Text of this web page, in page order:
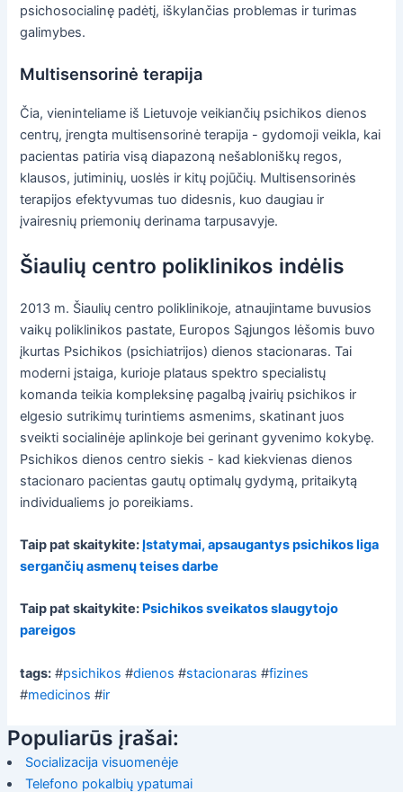
psichosocialinę padėtį, iškylančias problemas ir turimas
galimybes.
Multisensorinė terapija
Čia, vieninteliame iš Lietuvoje veikiančių psichikos dienos
centrų, įrengta multisensorinė terapija - gydomoji veikla, kai
pacientas patiria visą diapazoną nešabloniškų regos,
klausos, jutiminių, uoslės ir kitų pojūčių. Multisensorinės
terapijos efektyvumas tuo didesnis, kuo daugiau ir
įvairesnių priemonių derinama tarpusavyje.
Šiaulių centro poliklinikos indėlis
2013 m. Šiaulių centro poliklinikoje, atnaujintame buvusios
vaikų poliklinikos pastate, Europos Sąjungos lėšomis buvo
įkurtas Psichikos (psichiatrijos) dienos stacionaras. Tai
moderni įstaiga, kurioje plataus spektro specialistų
komanda teikia kompleksinę pagalbą įvairių psichikos ir
elgesio sutrikimų turintiems asmenims, skatinant juos
sveikti socialinėje aplinkoje bei gerinant gyvenimo kokybę.
Psichikos dienos centro siekis - kad kiekvienas dienos
stacionaro pacientas gautų optimalų gydymą, pritaikytą
individualiems jo poreikiams.
Taip pat skaitykite:Įstatymai, apsaugantys psichikos liga
sergančių asmenų teises darbe
Taip pat skaitykite: Psichikos sveikatos slaugytojo
pareigos
tags: #psichikos #dienos #stacionaras #fizines
#medicinos #ir
Populiarūs įrašai:
Socializacija visuomenėje
Telefono pokalbių ypatumai